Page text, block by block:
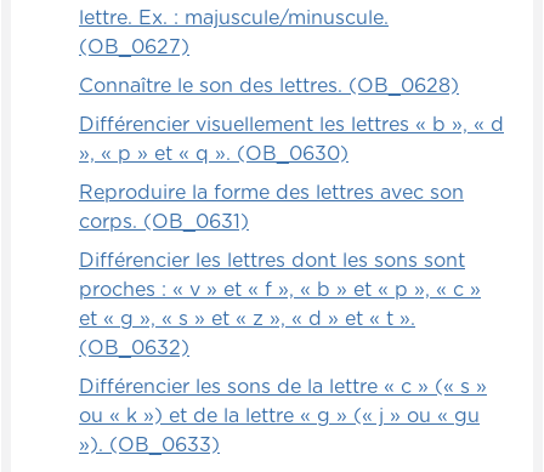
lettre. Ex. : majuscule/minuscule.
(OB_0627)
Connaître le son des lettres. (OB_0628)
Différencier visuellement les lettres « b », « d
», « p » et « q ». (OB_0630)
Reproduire la forme des lettres avec son
corps. (OB_0631)
Différencier les lettres dont les sons sont
proches : « v » et « f », « b » et « p », « c »
et « g », « s » et « z », « d » et « t ».
(OB_0632)
Différencier les sons de la lettre « c » (« s »
ou « k ») et de la lettre « g » (« j » ou « gu
»). (OB_0633)